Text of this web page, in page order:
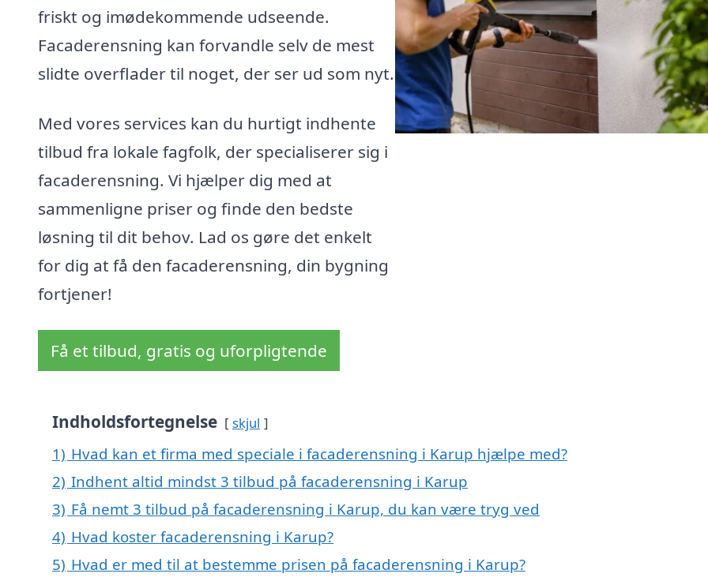
friskt og imødekommende udseende.
Facaderensning kan forvandle selv de mest
slidte overflader til noget, der ser ud som nyt.
Med vores services kan du hurtigt indhente
tilbud fra lokale fagfolk, der specialiserer sig i
facaderensning. Vi hjælper dig med at
sammenligne priser og finde den bedste
løsning til dit behov. Lad os gøre det enkelt
for dig at få den facaderensning, din bygning
fortjener!
Få et tilbud, gratis og uforpligtende
Indholdsfortegnelse skjul
1) Hvad kan et firma med speciale i facaderensning i Karup hjælpe med?
2) Indhent altid mindst 3 tilbud på facaderensning i Karup
3) Få nemt 3 tilbud på facaderensning i Karup, du kan være tryg ved
4) Hvad koster facaderensning i Karup?
5) Hvad er med til at bestemme prisen på facaderensning i Karup?